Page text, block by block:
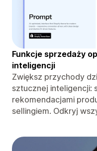
Funkcje sprzedaży
inteligencji
Zwiększ przychody
sztucznej inteligencji:
rekomendacjami
sellingiem. Odkryj